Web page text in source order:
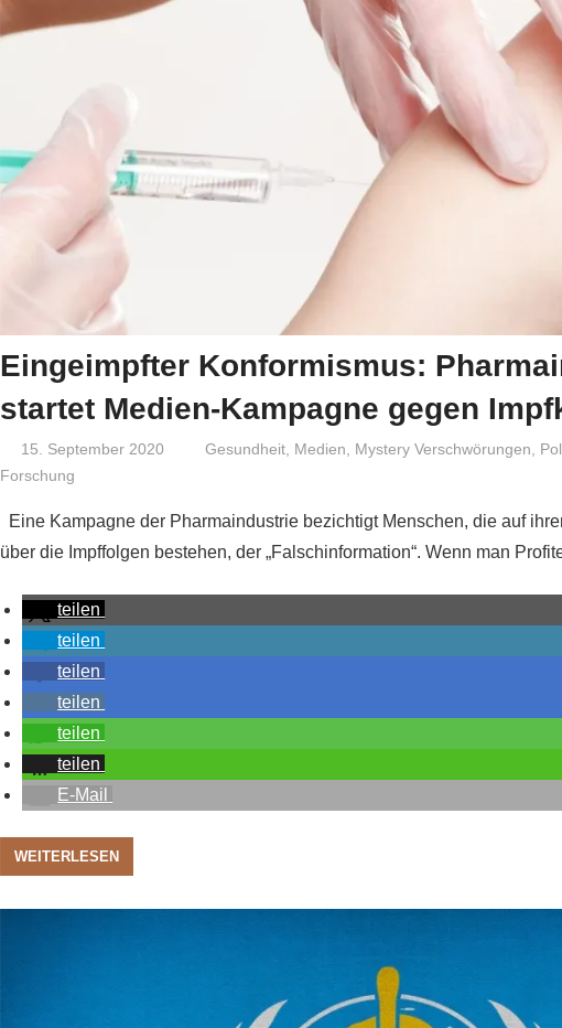
Eingeimpfter Konformismus:
startet Medien-Kampagne gegen
15. September 2020 Niki Vogt
Gesundheit, Medien, Mystery Verschwörungen,
Forschung
Eine Kampagne der Pharmaindustrie bezichtigt Menschen, die auf
über die Impffolgen bestehen, der „Falschinformation“. Wenn man
teilen
teilen
teilen
teilen
teilen
teilen
E-Mail
WEITERLESEN